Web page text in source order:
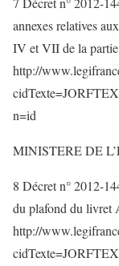
annexes relatives
IV et VII de la partie
http://
n=id
MINISTERE DE
8 Décret n° 2012-
du plafond du livret
http://